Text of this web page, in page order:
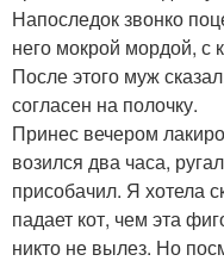
Напоследок звонко
него мокрой мордой, с
После этого муж
согласен на полочку.
Принес вечером
возился два часа,
присобачил. Я хотела
падает кот, чем эта
никто не вылез. Но